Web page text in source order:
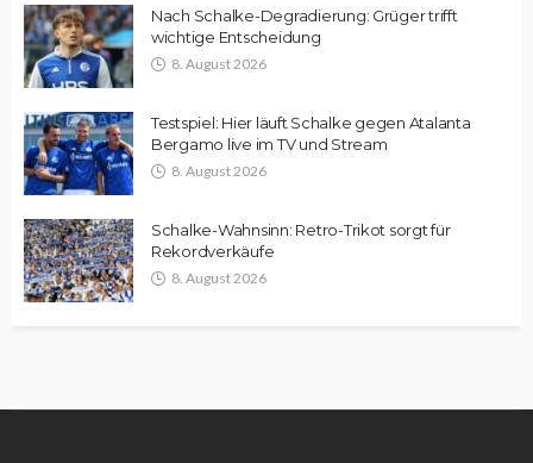
Nach Schalke-Degradierung: Grüger trifft
wichtige Entscheidung
8. August 2026
Testspiel: Hier läuft Schalke gegen Atalanta
Bergamo live im TV und Stream
8. August 2026
Schalke-Wahnsinn: Retro-Trikot sorgt für
Rekordverkäufe
8. August 2026